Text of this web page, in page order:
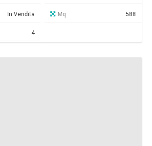
In Vendita Mq 588
4